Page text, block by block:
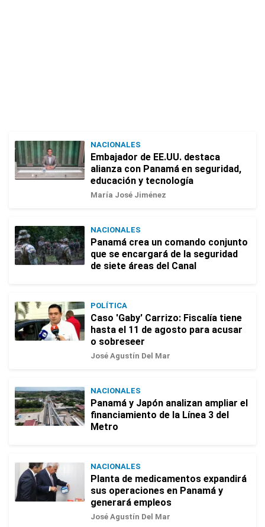
NACIONALES
Embajador de EE.UU. destaca
alianza con Panamá en seguridad,
educación y tecnología
María José Jiménez
NACIONALES
Panamá crea un comando conjunto
que se encargará de la seguridad
de siete áreas del Canal
POLÍTICA
Caso 'Gaby' Carrizo: Fiscalía tiene
hasta el 11 de agosto para acusar
o sobreseer
José Agustín Del Mar
NACIONALES
Panamá y Japón analizan ampliar el
financiamiento de la Línea 3 del
Metro
NACIONALES
Planta de medicamentos expandirá
sus operaciones en Panamá y
generará empleos
José Agustín Del Mar